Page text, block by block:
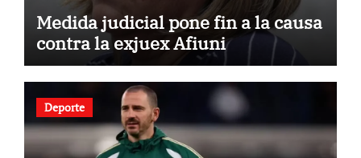
Medida judicial pone fin a la causa
contra la exjuex Afiuni
Deporte